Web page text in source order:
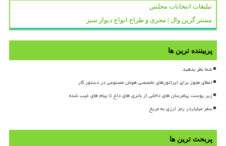
تبلیغات انتخابات مجلس
مستر گرین وال | مجری و طراح انواع دیوار سبز
پربیننده ترین ها
شما نظر بدهید
اعطای مجوز برای اپراتورهای تخصصی هوش مصنوعی در دستور کار
زیر پوست پیامرسان های داخلی از باتری های داغ تا پیام های غیب شده
سفر میلیاردر رمز ارزی به مریخ
پربحث ترین ها